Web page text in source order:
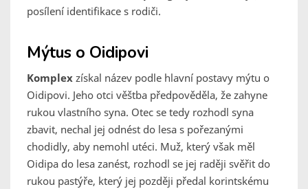
posílení identifikace s rodiči.
Mýtus o Oidipovi
Komplex získal název podle hlavní postavy mýtu o
Oidipovi. Jeho otci věštba předpověděla, že zahyne
rukou vlastního syna. Otec se tedy rozhodl syna
zbavit, nechal jej odnést do lesa s pořezanými
chodidly, aby nemohl utéci. Muž, který však měl
Oidipa do lesa zanést, rozhodl se jej raději svěřit do
rukou pastýře, který jej později předal korintskému